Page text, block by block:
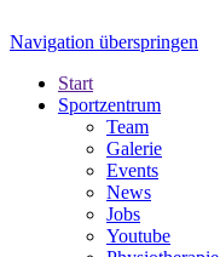
Navigation überspringen
Start
Sportzentrum
Team
Galerie
Events
News
Jobs
Youtube